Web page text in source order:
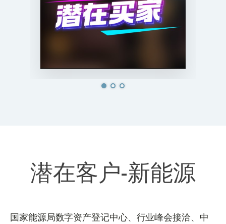
潜在客户-新能源
国家能源局数字资产登记中心、行业峰会接洽、中